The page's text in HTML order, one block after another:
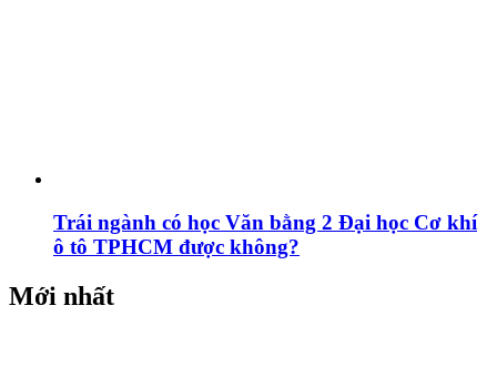
Trái ngành có học Văn bằng 2 Đại học Cơ khí
ô tô TPHCM được không?
Mới nhất